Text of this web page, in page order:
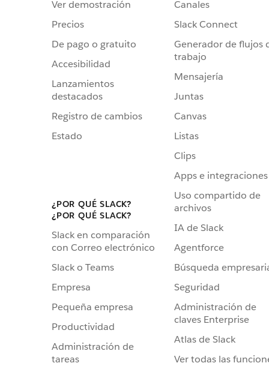
Ver demostración
Precios
De pago o gratuito
Accesibilidad
Lanzamientos
destacados
Registro de cambios
Estado
¿POR QUÉ SLACK?
¿POR QUÉ SLACK?
Slack en comparación
con Correo electrónico
Slack o Teams
Empresa
Pequeña empresa
Productividad
Administración de
tareas
Canales
Slack Connect
Generador de flujos
trabajo
Mensajería
Juntas
Canvas
Listas
Clips
Apps e integraciones
Uso compartido de
archivos
IA de Slack
Agentforce
Búsqueda
Seguridad
Administración de
claves Enterprise
Atlas de Slack
Ver todas las